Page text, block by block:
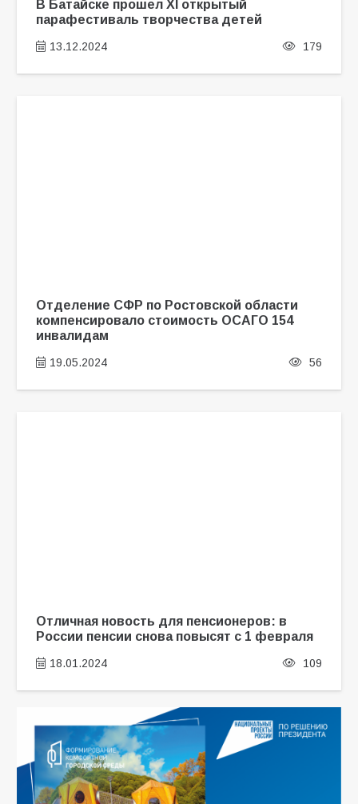
В Батайске прошел ХI открытый
парафестиваль творчества детей
13.12.2024 179
Отделение СФР по Ростовской области
компенсировало стоимость ОСАГО 154
инвалидам
19.05.2024 56
Отличная новость для пенсионеров: в
России пенсии снова повысят с 1 февраля
18.01.2024 109